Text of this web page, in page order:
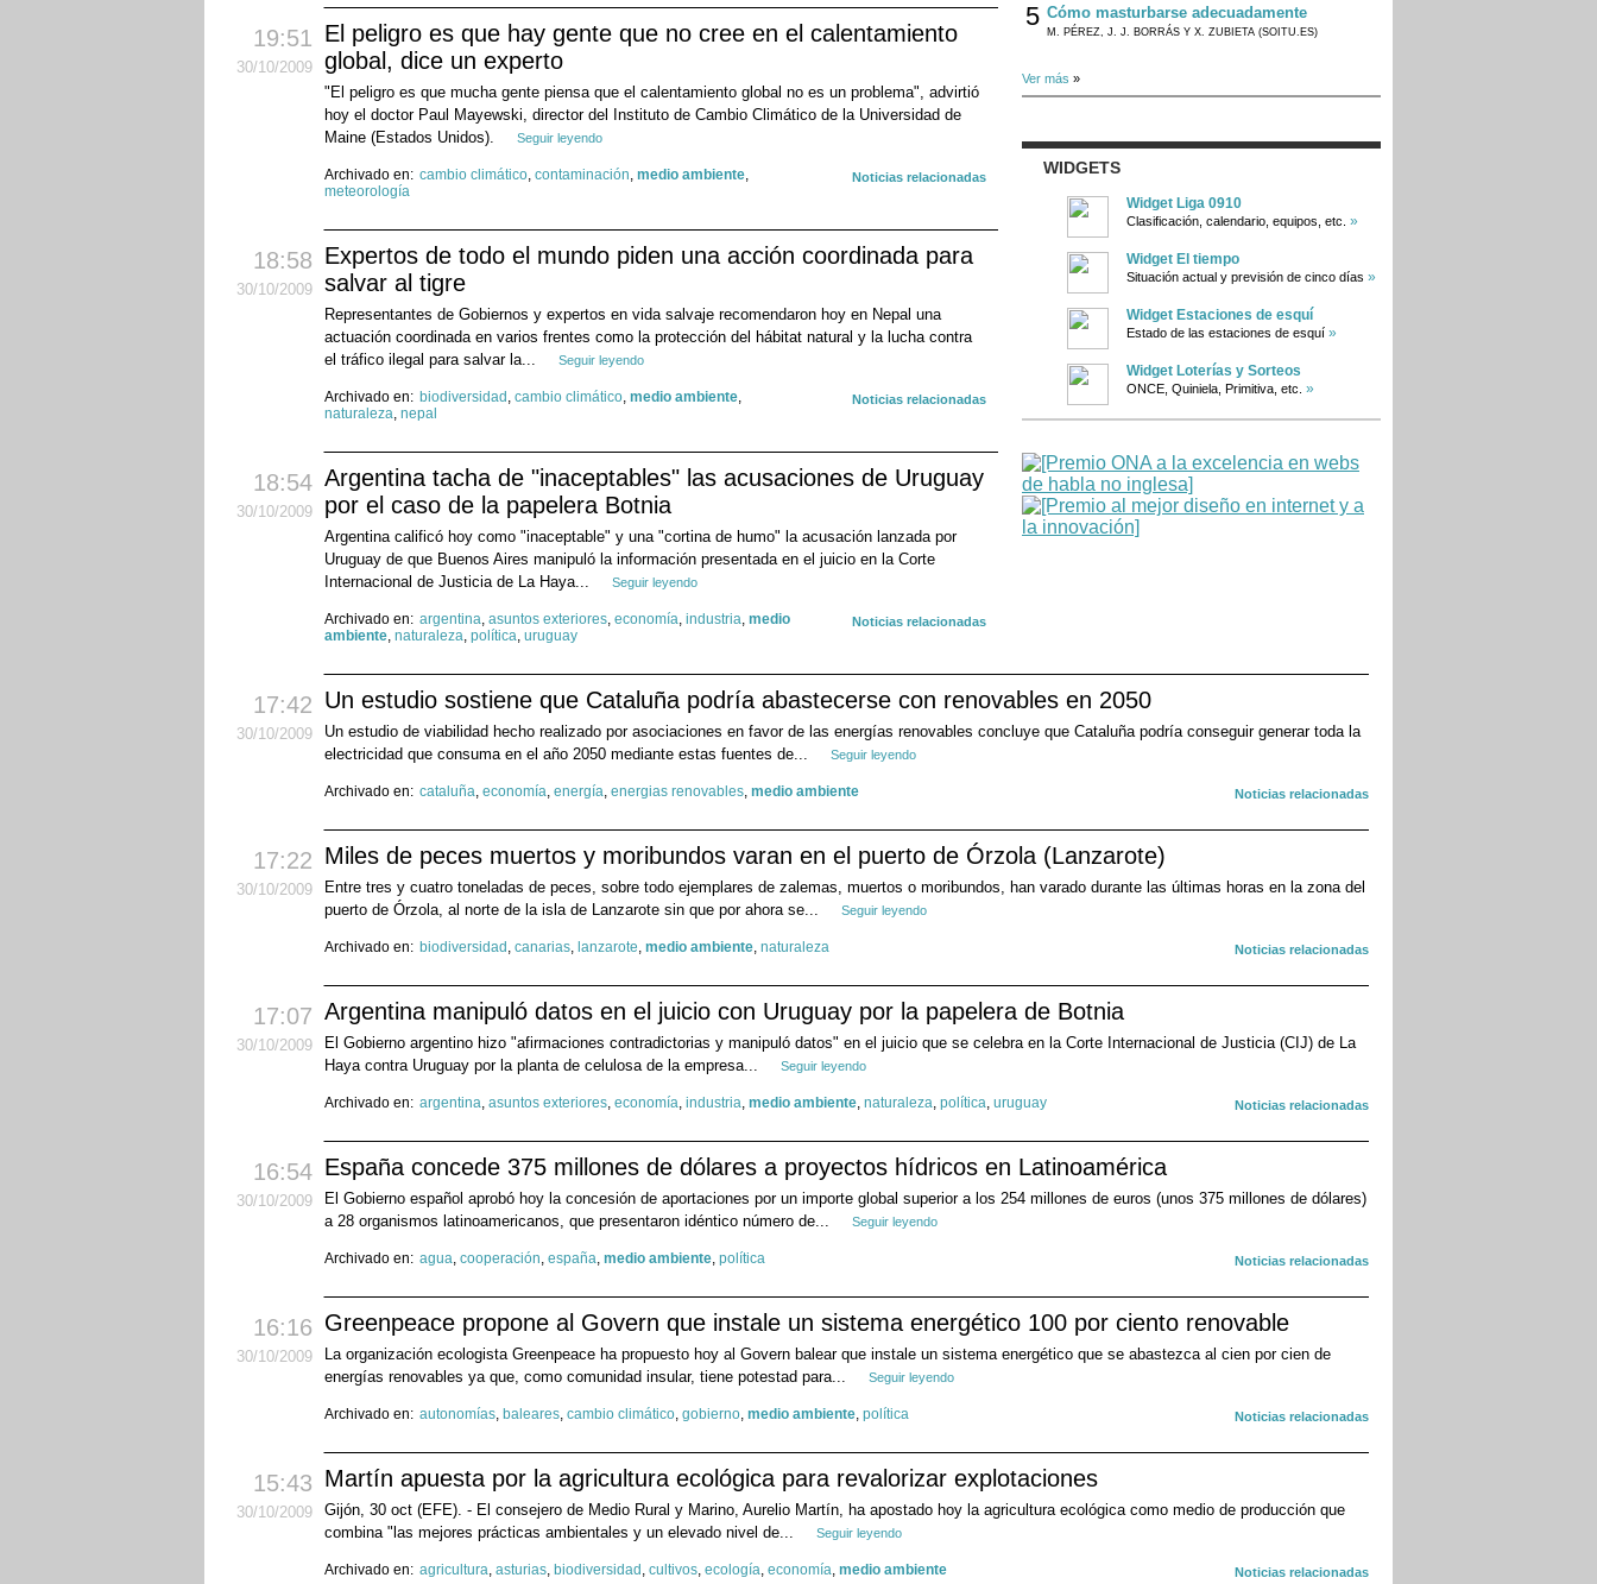
5 Cómo masturbarse adecuadamente
M. PÉREZ, J. J. BORRÁS Y X. ZUBIETA (SOITU.ES)
Ver más »
WIDGETS
Widget Liga 0910
Clasificación, calendario, equipos, etc. »
Widget El tiempo
Situación actual y previsión de cinco días »
Widget Estaciones de esquí
Estado de las estaciones de esquí »
Widget Loterías y Sorteos
ONCE, Quiniela, Primitiva, etc. »
19:51
30/10/2009
El peligro es que hay gente que no cree en el calentamiento
global, dice un experto
"El peligro es que mucha gente piensa que el calentamiento global no es un problema", advirtió
hoy el doctor Paul Mayewski, director del Instituto de Cambio Climático de la Universidad de
Maine (Estados Unidos).
Seguir leyendo
Noticias relacionadas
Archivado en: cambio climático, contaminación, medio ambiente,
meteorología
18:58
30/10/2009
Expertos de todo el mundo piden una acción coordinada para
salvar al tigre
Representantes de Gobiernos y expertos en vida salvaje recomendaron hoy en Nepal una
actuación coordinada en varios frentes como la protección del hábitat natural y la lucha contra
el tráfico ilegal para salvar la...
Seguir leyendo
Noticias relacionadas
Archivado en: biodiversidad , cambio climático, medio ambiente,
naturaleza, nepal
18:54
30/10/2009
Argentina tacha de "inaceptables" las acusaciones de Uruguay
por el caso de la papelera Botnia
Argentina calificó hoy como "inaceptable" y una "cortina de humo" la acusación lanzada por
Uruguay de que Buenos Aires manipuló la información presentada en el juicio en la Corte
Internacional de Justicia de La Haya...
Seguir leyendo
Noticias relacionadas
Archivado en: argentina, asuntos exteriores, economía, industria, medio
ambiente, naturaleza, política, uruguay
17:42
30/10/2009
Un estudio sostiene que Cataluña podría abastecerse con renovables en 2050
Un estudio de viabilidad hecho realizado por asociaciones en favor de las energías renovables concluye que Cataluña podría conseguir generar toda la
electricidad que consuma en el año 2050 mediante estas fuentes de...
Seguir leyendo
Noticias relacionadas
Archivado en: cataluña, economía, energía, energias renovables, medio ambiente
17:22
30/10/2009
Miles de peces muertos y moribundos varan en el puerto de Órzola (Lanzarote)
Entre tres y cuatro toneladas de peces, sobre todo ejemplares de zalemas, muertos o moribundos, han varado durante las últimas horas en la zona del
puerto de Órzola, al norte de la isla de Lanzarote sin que por ahora se...
Seguir leyendo
Noticias relacionadas
Archivado en: biodiversidad , canarias, lanzarote, medio ambiente, naturaleza
17:07
30/10/2009
Argentina manipuló datos en el juicio con Uruguay por la papelera de Botnia
El Gobierno argentino hizo "afirmaciones contradictorias y manipuló datos" en el juicio que se celebra en la Corte Internacional de Justicia (CIJ) de La
Haya contra Uruguay por la planta de celulosa de la empresa...
Seguir leyendo
Noticias relacionadas
Archivado en: argentina, asuntos exteriores, economía, industria, medio ambiente, naturaleza, política, uruguay
16:54
30/10/2009
España concede 375 millones de dólares a proyectos hídricos en Latinoamérica
El Gobierno español aprobó hoy la concesión de aportaciones por un importe global superior a los 254 millones de euros (unos 375 millones de dólares)
a 28 organismos latinoamericanos, que presentaron idéntico número de...
Seguir leyendo
Noticias relacionadas
Archivado en: agua, cooperación, españa, medio ambiente, política
16:16
30/10/2009
Greenpeace propone al Govern que instale un sistema energético 100 por ciento renovable
La organización ecologista Greenpeace ha propuesto hoy al Govern balear que instale un sistema energético que se abastezca al cien por cien de
energías renovables ya que, como comunidad insular, tiene potestad para...
Seguir leyendo
Noticias relacionadas
Archivado en: autonomías, baleares, cambio climático, gobierno, medio ambiente, política
15:43
30/10/2009
Martín apuesta por la agricultura ecológica para revalorizar explotaciones
Gijón, 30 oct (EFE). - El consejero de Medio Rural y Marino, Aurelio Martín, ha apostado hoy la agricultura ecológica como medio de producción que
combina "las mejores prácticas ambientales y un elevado nivel de...
Seguir leyendo
Noticias relacionadas
Archivado en: agricultura, asturias, biodiversidad , cultivos, ecología, economía, medio ambiente